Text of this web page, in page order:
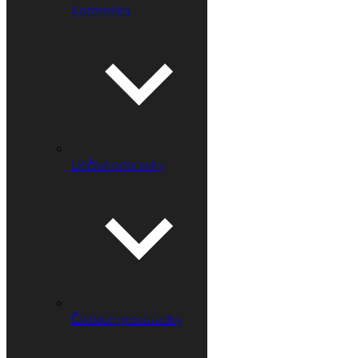
Kozmetika
Liečivé prípravky
Čistiace prostriedky